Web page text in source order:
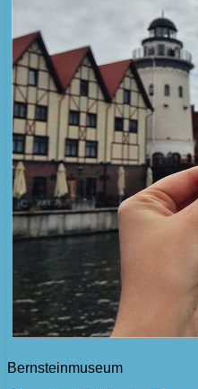
Bernsteinmuseum